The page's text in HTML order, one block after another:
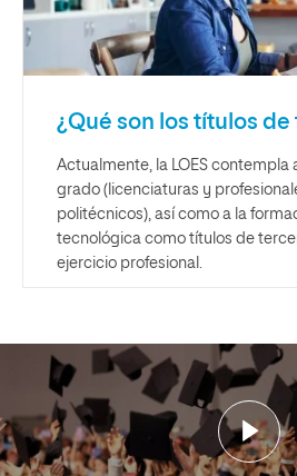
¿Qué son los títulos
Actualmente, la LOES contempla
grado (licenciaturas y
politécnicos), así como a la
tecnológica como títulos de
ejercicio profesional.